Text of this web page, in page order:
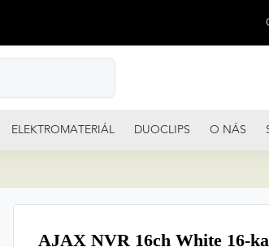
ELEKTROMATERIÁL DUOCLIPS O NÁS
AJAX NVR 16ch White 16-